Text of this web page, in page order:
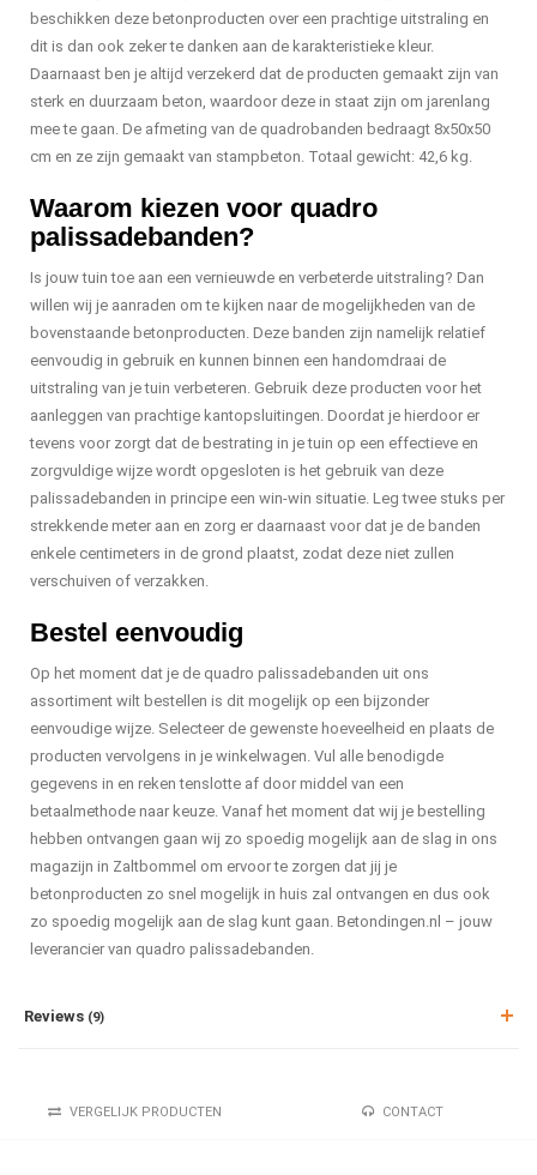
beschikken deze betonproducten over een prachtige uitstraling en
dit is dan ook zeker te danken aan de karakteristieke kleur.
Daarnaast ben je altijd verzekerd dat de producten gemaakt zijn van
sterk en duurzaam beton, waardoor deze in staat zijn om jarenlang
mee te gaan. De afmeting van de quadrobanden bedraagt 8x50x50
cm en ze zijn gemaakt van stampbeton. Totaal gewicht: 42,6 kg.
Waarom kiezen voor quadro
palissadebanden?
Is jouw tuin toe aan een vernieuwde en verbeterde uitstraling? Dan
willen wij je aanraden om te kijken naar de mogelijkheden van de
bovenstaande betonproducten. Deze banden zijn namelijk relatief
eenvoudig in gebruik en kunnen binnen een handomdraai de
uitstraling van je tuin verbeteren. Gebruik deze producten voor het
aanleggen van prachtige kantopsluitingen. Doordat je hierdoor er
tevens voor zorgt dat de bestrating in je tuin op een effectieve en
zorgvuldige wijze wordt opgesloten is het gebruik van deze
palissadebanden in principe een win-win situatie. Leg twee stuks per
strekkende meter aan en zorg er daarnaast voor dat je de banden
enkele centimeters in de grond plaatst, zodat deze niet zullen
verschuiven of verzakken.
Bestel eenvoudig
Op het moment dat je de quadro palissadebanden uit ons
assortiment wilt bestellen is dit mogelijk op een bijzonder
eenvoudige wijze. Selecteer de gewenste hoeveelheid en plaats de
producten vervolgens in je winkelwagen. Vul alle benodigde
gegevens in en reken tenslotte af door middel van een
betaalmethode naar keuze. Vanaf het moment dat wij je bestelling
hebben ontvangen gaan wij zo spoedig mogelijk aan de slag in ons
magazijn in Zaltbommel om ervoor te zorgen dat jij je
betonproducten zo snel mogelijk in huis zal ontvangen en dus ook
zo spoedig mogelijk aan de slag kunt gaan. Betondingen.nl – jouw
leverancier van quadro palissadebanden.
Reviews (9)
VERGELIJK PRODUCTEN CONTACT